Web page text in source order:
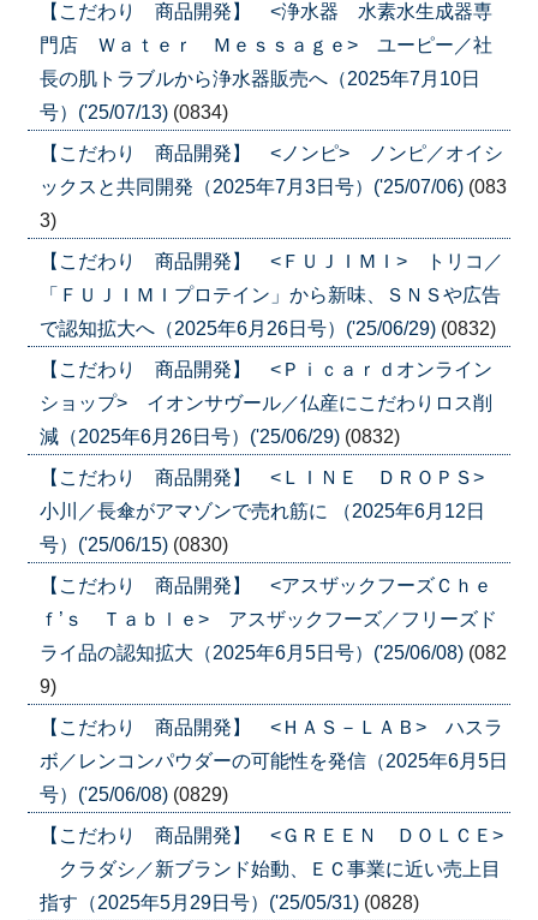
【こだわり 商品開発】 <浄水器 水素水生成器専
門店 Ｗａｔｅｒ Ｍｅｓｓａｇｅ> ユーピー／社
長の肌トラブルから浄水器販売へ（2025年7月10日
号）('25/07/13) (0834)
【こだわり 商品開発】 <ノンピ> ノンピ／オイシ
ックスと共同開発（2025年7月3日号）('25/07/06) (083
3)
【こだわり 商品開発】 <ＦＵＪＩＭＩ> トリコ／
「ＦＵＪＩＭＩプロテイン」から新味、ＳＮＳや広告
で認知拡大へ（2025年6月26日号）('25/06/29) (0832)
【こだわり 商品開発】 <Ｐｉｃａｒｄオンライン
ショップ> イオンサヴール／仏産にこだわりロス削
減（2025年6月26日号）('25/06/29) (0832)
【こだわり 商品開発】 <ＬＩＮＥ ＤＲＯＰＳ>
小川／長傘がアマゾンで売れ筋に （2025年6月12日
号）('25/06/15) (0830)
【こだわり 商品開発】 <アスザックフーズＣｈｅ
ｆ’ｓ Ｔａｂｌｅ> アスザックフーズ／フリーズド
ライ品の認知拡大（2025年6月5日号）('25/06/08) (082
9)
【こだわり 商品開発】 <ＨＡＳ－ＬＡＢ> ハスラ
ボ／レンコンパウダーの可能性を発信（2025年6月5日
号）('25/06/08) (0829)
【こだわり 商品開発】 <ＧＲＥＥＮ ＤＯＬＣＥ>
クラダシ／新ブランド始動、ＥＣ事業に近い売上目
指す（2025年5月29日号）('25/05/31) (0828)